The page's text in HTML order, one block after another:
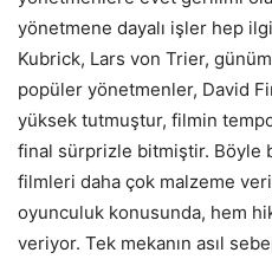
yönetmene dayalı işler hep
Kubrick, Lars von Trier,
popüler yönetmenler, David
yüksek tutmuştur, filmin
final sürprizle bitmiştir. Böyle
filmleri daha çok malzeme
oyunculuk konusunda, hem
veriyor. Tek mekanın asıl